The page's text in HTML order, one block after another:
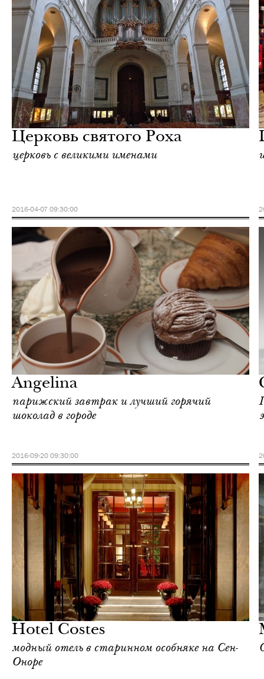
Церковь святого Роха
церковь с великими именами
2016-04-07 09:30:00
среда
Angelina
парижский завтрак и лучший горячий
шоколад в городе
2016-09-20 09:30:00
Hotel Costes
модный отель в старинном особняке на Сен-
Оноре